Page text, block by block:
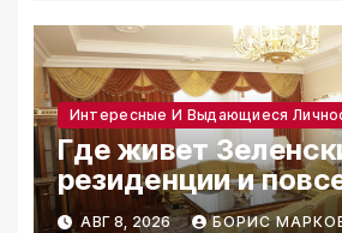
Интересные И Выдающиеся
Где живет
резиденции и
жизнь
АВГ 8, 2026 БОРИС